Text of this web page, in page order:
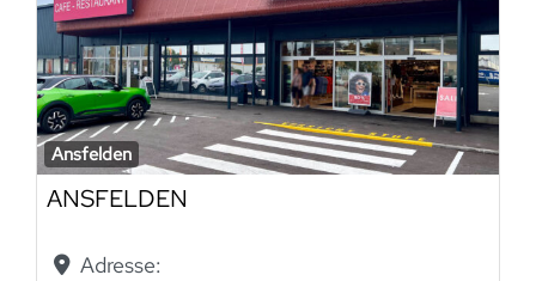
Ansfelden
ANSFELDEN
Adresse: